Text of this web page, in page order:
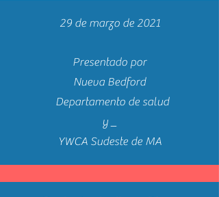
29 de marzo de 2021
Presentado por
Nueva Bedford
Departamento de salud
y
YWCA Sudeste de MA